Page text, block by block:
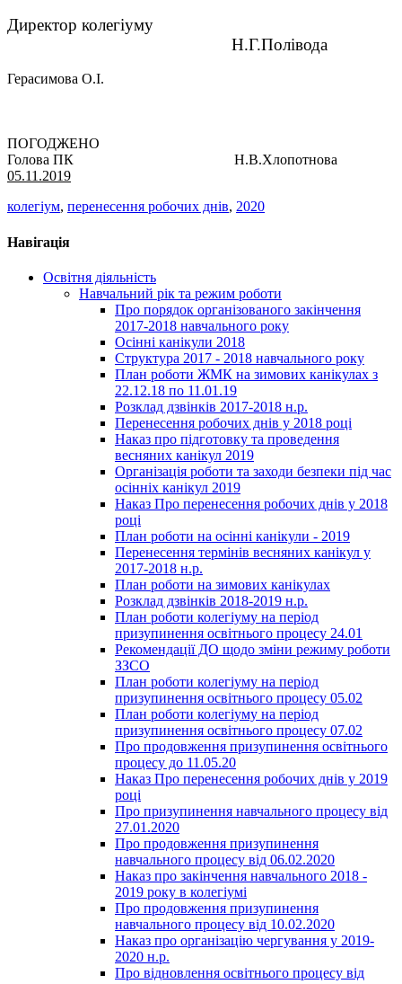
Директор колегіуму
Н.Г.Полівода
Герасимова О.І.
ПОГОДЖЕНО
Голова ПК
Н.В.Хлопотнова
05.11 .2019
колегіум, перенесення робочих днів, 2020
Навігація
Освітня діяльність
Навчальний рік та режим роботи
Про порядок організованого закінчення
2017-2018 навчального року
Осінні канікули 2018
Структура 2017 - 2018 навчального року
План роботи ЖМК на зимових канікулах з
22.12.18 по 11.01.19
Розклад дзвінків 2017-2018 н.р.
Перенесення робочих днів у 2018 році
Наказ про підготовку та проведення
весняних канікул 2019
Організація роботи та заходи безпеки під час
осінніх канікул 2019
Наказ Про перенесення робочих днів у 2018
році
План роботи на осінні канікули - 2019
Перенесення термінів весняних канікул у
2017-2018 н.р.
План роботи на зимових канікулах
Розклад дзвінків 2018-2019 н.р.
План роботи колегіуму на період
призупинення освітнього процесу 24.01
Рекомендації ДО щодо зміни режиму роботи
ЗЗСО
План роботи колегіуму на період
призупинення освітнього процесу 05.02
План роботи колегіуму на період
призупинення освітнього процесу 07.02
Про продовження призупинення освітнього
процесу до 11.05.20
Наказ Про перенесення робочих днів у 2019
році
Про призупинення навчального процесу від
27.01.2020
Про продовження призупинення
навчального процесу від 06.02.2020
Наказ про закінчення навчального 2018 -
2019 року в колегіумі
Про продовження призупинення
навчального процесу від 10.02.2020
Наказ про організацію чергування у 2019-
2020 н.р.
Про відновлення освітнього процесу від